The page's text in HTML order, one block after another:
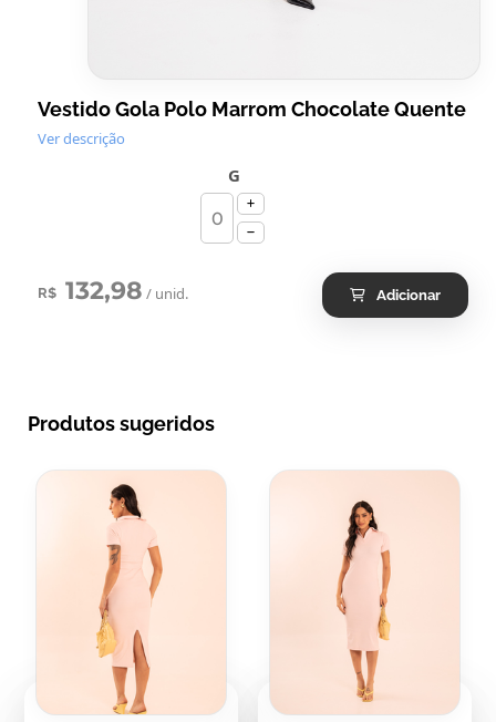
Vestido Gola Polo Marrom Chocolate Quente
Ver descrição
G
R$ 132,98 / unid. Adicionar
Produtos sugeridos